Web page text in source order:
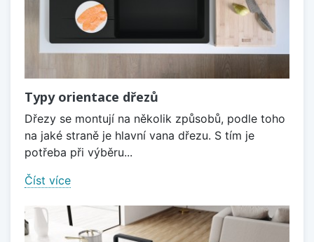
Typy orientace dřezů
Dřezy se montují na několik způsobů, podle toho
na jaké straně je hlavní vana dřezu. S tím je
potřeba při výběru...
Číst více